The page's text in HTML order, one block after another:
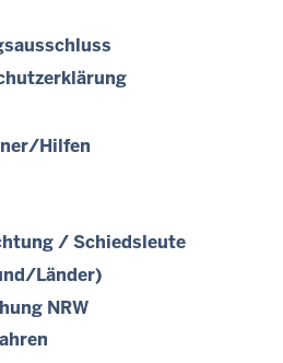
Hilfen
/ Schiedsleute
Länder)
NRW